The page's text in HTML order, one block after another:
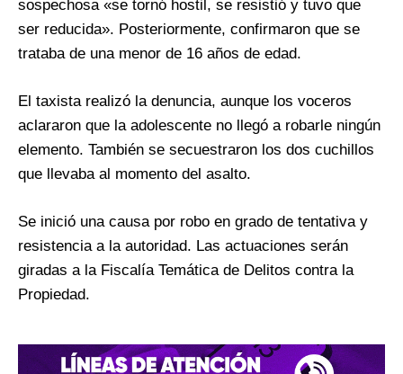
sospechosa «se tornó hostil, se resistió y tuvo que
ser reducida». Posteriormente, confirmaron que se
trataba de una menor de 16 años de edad.
El taxista realizó la denuncia, aunque los voceros
aclararon que la adolescente no llegó a robarle ningún
elemento. También se secuestraron los dos cuchillos
que llevaba al momento del asalto.
Se inició una causa por robo en grado de tentativa y
resistencia a la autoridad. Las actuaciones serán
giradas a la Fiscalía Temática de Delitos contra la
Propiedad.